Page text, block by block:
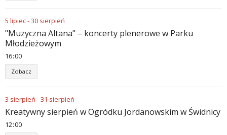
5 lipiec-30 sierpień
"Muzyczna Altana" – koncerty plenerowe w Parku
Młodzieżowym
16:00
Zobacz
3 sierpień -31 sierpień
Kreatywny sierpień w Ogródku Jordanowskim w Świdnicy
12:00